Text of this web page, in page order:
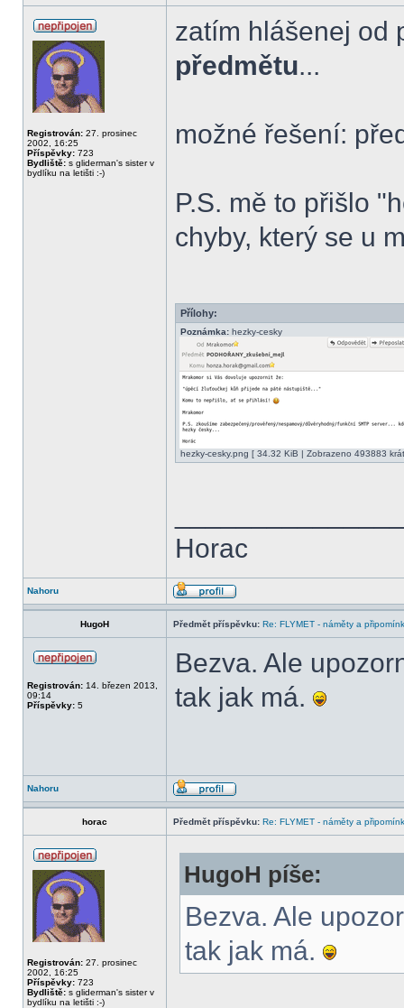
Registrován: 27. prosinec
2002, 16:25
Příspěvky: 723
Bydliště: s gliderman's sister v
bydlíku na letišti :-)
zatím hlášenej od
předmětu...
možné řešení:
P.S. mě to přišlo
chyby, který se u
Přílohy:
Poznámka: hezky-cesky
hezky-cesky.png [ 34.32 KiB | Zobrazeno 493883
Horac
Nahoru
HugoH Předmět příspěvku: Re: FLYMET - náměty a
Registrován: 14. březen 2013,
09:14
Příspěvky: 5
Bezva. Ale
tak jak má.
Nahoru
horac Předmět příspěvku: Re: FLYMET - náměty a
Registrován: 27. prosinec
2002, 16:25
Příspěvky: 723
Bydliště: s gliderman's sister v
bydlíku na letišti :-)
HugoH píše:
Bezva. Ale
tak jak má.